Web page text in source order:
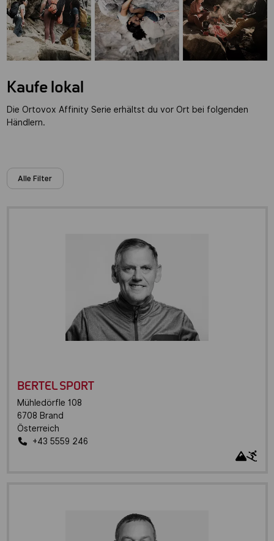
Kaufe lokal
Die Ortovox Affinity Serie erhältst du vor Ort bei folgenden
Händlern.
Alle Filter
BERTEL SPORT
Mühledörfle 108
6708 Brand
Österreich
+43 5559 246